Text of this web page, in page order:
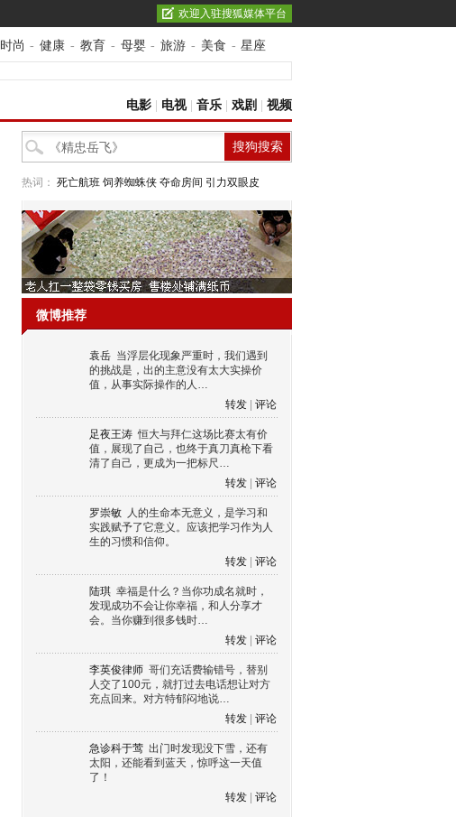
欢迎入驻搜狐媒体平台
时尚 - 健康 - 教育 - 母婴 - 旅游 - 美食 - 星座
电影 电视| 音乐 戏剧 视频
热词： 死亡航班 饲养蜘蛛侠 夺命房间 引力双眼皮
微博推荐
袁岳 当浮层化现象严重时，我们遇到
的挑战是，出的主意没有太大实操价
值，从事实际操作的人…
转发
评论
足夜王涛 恒大与拜仁这场比赛太有价
值，展现了自己，也终于真刀真枪下看
清了自己，更成为一把标尺…
转发
评论
罗崇敏 人的生命本无意义，是学习和
实践赋予了它意义。应该把学习作为人
生的习惯和信仰。
转发
评论
陆琪 幸福是什么？当你功成名就时，
发现成功不会让你幸福，和人分享才
会。当你赚到很多钱时…
转发
评论
李英俊律师 哥们充话费输错号，替别
人交了100元，就打过去电话想让对方
充点回来。对方特郁闷地说…
转发
评论
急诊科于莺 出门时发现没下雪，还有
太阳，还能看到蓝天，惊呼这一天值
了！
转发
评论